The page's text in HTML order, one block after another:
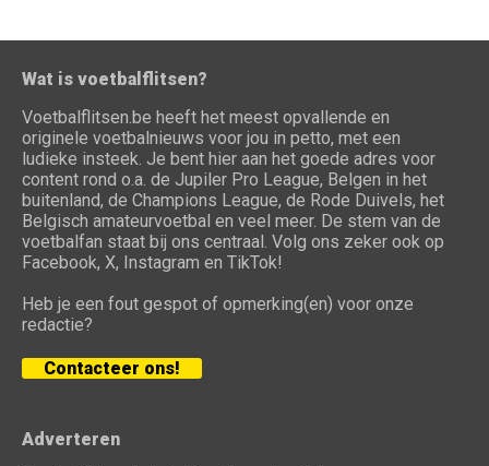
Wat is voetbalflitsen?
Voetbalflitsen.be heeft het meest opvallende en
originele voetbalnieuws voor jou in petto, met een
ludieke insteek. Je bent hier aan het goede adres voor
content rond o.a. de Jupiler Pro League, Belgen in het
buitenland, de Champions League, de Rode Duivels, het
Belgisch amateurvoetbal en veel meer. De stem van de
voetbalfan staat bij ons centraal. Volg ons zeker ook op
Facebook, X, Instagram en TikTok!
Heb je een fout gespot of opmerking(en) voor onze
redactie?
Contacteer ons!
Adverteren